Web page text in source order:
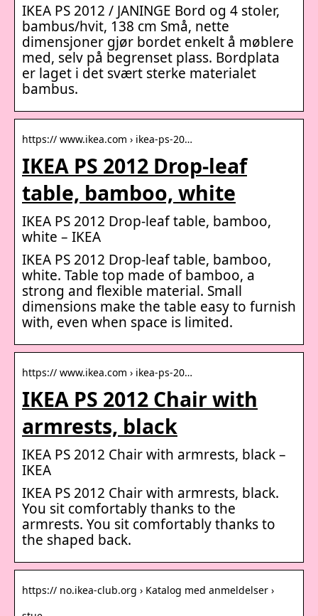
IKEA PS 2012 / JANINGE Bord og 4 stoler,
bambus/hvit, 138 cm Små, nette
dimensjoner gjør bordet enkelt å møblere
med, selv på begrenset plass. Bordplata
er laget i det svært sterke materialet
bambus.
https:// www.ikea.com › ikea-ps-20…
IKEA PS 2012 Drop-leaf
table, bamboo, white
IKEA PS 2012 Drop-leaf table, bamboo,
white – IKEA
IKEA PS 2012 Drop-leaf table, bamboo,
white. Table top made of bamboo, a
strong and flexible material. Small
dimensions make the table easy to furnish
with, even when space is limited.
https:// www.ikea.com › ikea-ps-20…
IKEA PS 2012 Chair with
armrests, black
IKEA PS 2012 Chair with armrests, black –
IKEA
IKEA PS 2012 Chair with armrests, black.
You sit comfortably thanks to the
armrests. You sit comfortably thanks to
the shaped back.
https:// no.ikea-club.org › Katalog med anmeldelser ›